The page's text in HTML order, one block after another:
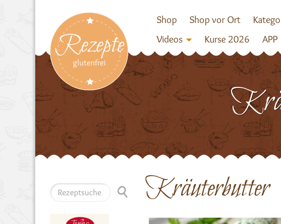
Rezepte
glutenfrei
Shop Shop vor Ort
Videos
Kurse 2026 APP
Kräuterbutter